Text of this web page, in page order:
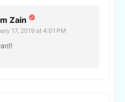
Zain
17, 2019 at 4:01 PM